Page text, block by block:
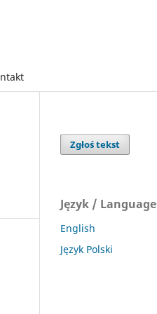
Zgłoś tekst
Język / Language
English
Język Polski